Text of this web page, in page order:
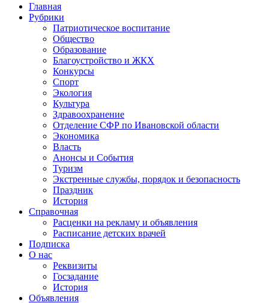
Промотать
содержимому
Главная
Рубрики
Патриотическое воспитание
Общество
Образование
Благоустройство и ЖКХ
Конкурсы
Спорт
Экология
Культура
Здравоохранение
Отделение СФР по Ивановской области
Экономика
Власть
Анонсы и События
Туризм
Экстренные службы, порядок и безопасность
Праздник
История
Справочная
Расценки на рекламу и объявления
Расписание детских врачей
Подписка
О нас
Реквизиты
Госзадание
История
Объявления